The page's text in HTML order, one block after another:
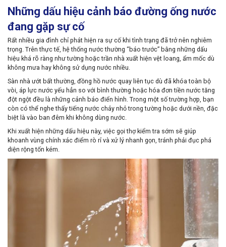
Những dấu hiệu cảnh báo đường ống nước
đang gặp sự cố
Rất nhiều gia đình chỉ phát hiện ra sự cố khi tình trạng đã trở nên nghiêm
trọng. Trên thực tế, hệ thống nước thường “báo trước” bằng những dấu
hiệu khá rõ ràng như tường hoặc trần nhà xuất hiện vệt loang, ẩm mốc dù
không mưa hay không sử dụng nước nhiều.
Sàn nhà ướt bất thường, đồng hồ nước quay liên tục dù đã khóa toàn bộ
vòi, áp lực nước yếu hẳn so với bình thường hoặc hóa đơn tiền nước tăng
đột ngột đều là những cảnh báo điển hình. Trong một số trường hợp, bạn
còn có thể nghe thấy tiếng nước chảy nhỏ trong tường hoặc dưới nền, đặc
biệt là vào ban đêm khi không dùng nước.
Khi xuất hiện những dấu hiệu này, việc gọi thợ kiểm tra sớm sẽ giúp
khoanh vùng chính xác điểm rò rỉ và xử lý nhanh gọn, tránh phải đục phá
diện rộng tốn kém.